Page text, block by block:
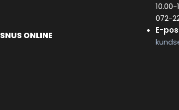
SNUS ONLINE
10.00-
072-
E-